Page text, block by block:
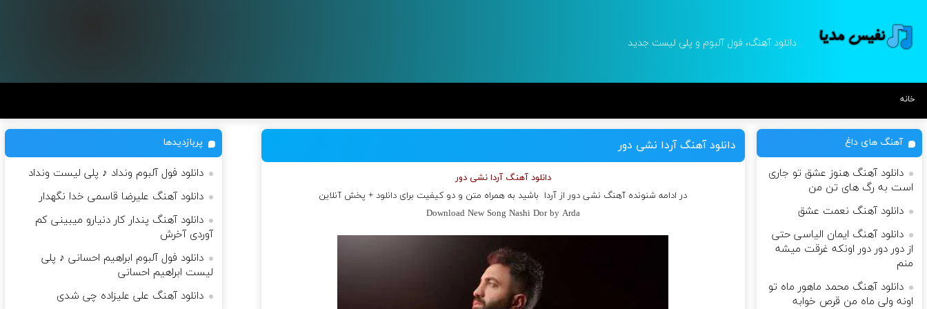
دانلود آهنگ، فول آلبوم و پلی لیست جدید
خانه
دانلود آهنگ آردا نشی دور
دانلود آهنگ آردا نشی دور
در ادامه شنونده آهنگ نشی دور از آرداباشید به همراه متن و دو کیفیت برای دانلود + پخش آنلاین
Download New Song Nashi Dor by Arda
آهنگ های داغ
دانلود آهنگ هنوز عشق تو جاری
است به رگ های تن من
دانلود آهنگ نعمت عشق
دانلود آهنگ ایمان الیاسی حتی
از دور دور دور اونکه غرقت میشه
منم
دانلود آهنگ محمد ماهور ماه تو
اونه ولی ماه من قرص خوابه
پربازدیدها
دانلود فول آلبوم ونداد ♪ پلی لیست ونداد
دانلود آهنگ علیرضا قاسمی خدا نگهدار
دانلود آهنگ پندار کار دنیارو میبینی کم
آوردی آخرش
دانلود فول آلبوم ابراهیم احسانی ♪ پلی
لیست ابراهیم احسانی
دانلود آهنگ علی علیزاده چی شدی